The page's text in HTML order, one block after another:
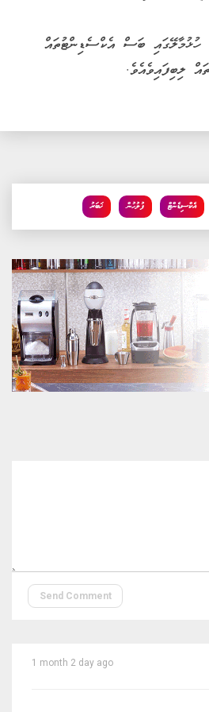
ބަސް އެކްސެޑިންޓުތައް
ލިބިފައިވެއެވެ.
ޚަބަރު ފުލުހުން އެކްސިޑެންޓް
Send Comment
1 month 2 day ago